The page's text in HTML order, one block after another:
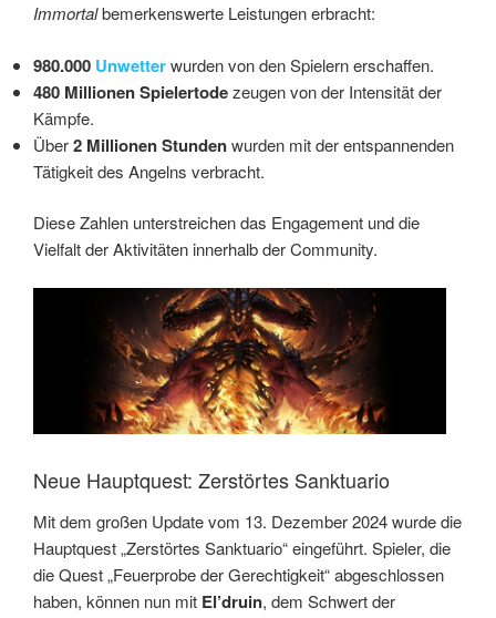
Immortalbemerkenswerte Leistungen erbracht:
980.000 Unwetterwurden von den Spielern erschaffen.
480 Millionen Spielertodezeugen von der Intensität der
Kämpfe.
Über2 Millionen Stundenwurden mit der entspannenden
Tätigkeit des Angelns verbracht.
Diese Zahlen unterstreichen das Engagement und die
Vielfalt der Aktivitäten innerhalb der Community.
Neue Hauptquest: Zerstörtes Sanktuario
Mit dem großen Update vom 13. Dezember 2024 wurde die
Hauptquest „Zerstörtes Sanktuario“ eingeführt. Spieler, die
die Quest „Feuerprobe der Gerechtigkeit“ abgeschlossen
haben, können nun mit El’druin, dem Schwert der